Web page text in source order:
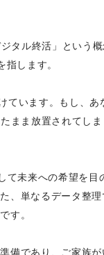
タル終活」という概
します。
ています。もし、あ
まま放置されてしま
て未来への希望を目
、単なるデータ整理
す。
備であり、ご家族が